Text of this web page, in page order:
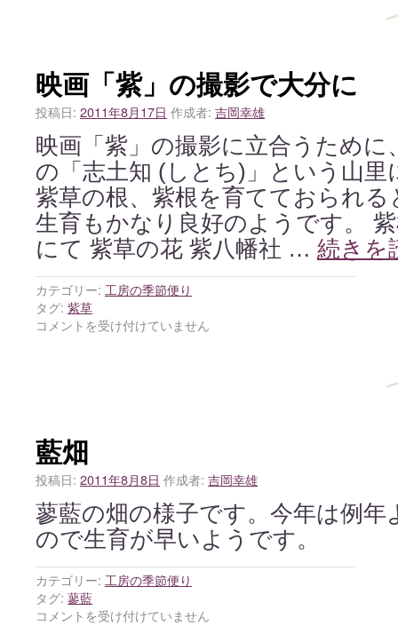
映画「紫」の撮影で大分に
投稿日: 2011年8月17日 作成者: 吉岡幸雄
映画「紫」の撮影に立合うために
の「志土知 (しとち)」という山
紫草の根、紫根を育てておられ
生育もかなり良好のようです。
にて 紫草の花 紫八幡社 … 続きを
カテゴリー: 工房の季節便り
タグ: 紫草
コメントを受け付けていません
藍畑
投稿日: 2011年8月8日 作成者: 吉岡幸雄
蓼藍の畑の様子です。今年は例
ので生育が早いようです。
カテゴリー: 工房の季節便り
タグ: 蓼藍
コメントを受け付けていません